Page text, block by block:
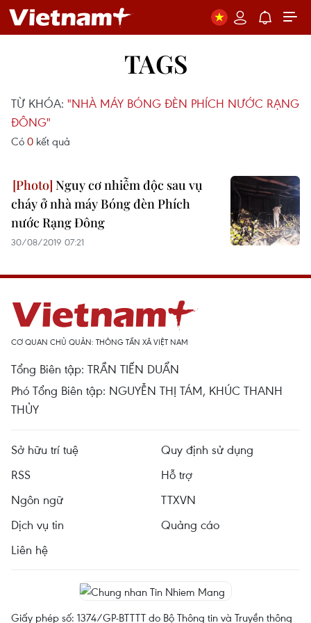
TAGS
TỪ KHÓA: "NHÀ MÁY BÓNG ĐÈN PHÍCH NƯỚC RẠNG
ĐÔNG"
Có 0 kết quả
Nguy cơ nhiễm độc sau vụ
cháy ở nhà máy Bóng đèn Phích
nước Rạng Đông
30/08/2019 07:21
CƠ QUAN CHỦ QUẢN: THÔNG TẤN XÃ VIỆT NAM
Tổng Biên tập: TRẦN TIẾN DUẨN
Phó Tổng Biên tập: NGUYỄN THỊ TÁM, KHÚC THANH
THỦY
Sở hữu trí tuệ
Quy định sử dụng
RSS
Hỗ trợ
Ngôn ngữ
TTXVN
Dịch vụ tin
Quảng cáo
Liên hệ
Giấy phép số: 1374/GP-BTTTT do Bộ Thông tin và Truyền thông